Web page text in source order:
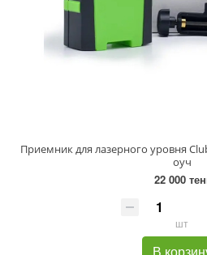
Приемник для лазерного уровня
оуч
22 000
шт
В